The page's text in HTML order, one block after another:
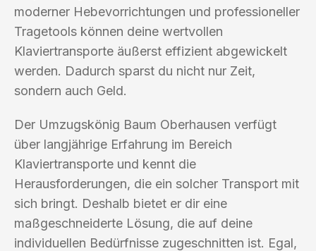
moderner Hebevorrichtungen und professioneller
Tragetools können deine wertvollen
Klaviertransporte äußerst effizient abgewickelt
werden. Dadurch sparst du nicht nur Zeit,
sondern auch Geld.
Der Umzugskönig Baum Oberhausen verfügt
über langjährige Erfahrung im Bereich
Klaviertransporte und kennt die
Herausforderungen, die ein solcher Transport mit
sich bringt. Deshalb bietet er dir eine
maßgeschneiderte Lösung, die auf deine
individuellen Bedürfnisse zugeschnitten ist. Egal,